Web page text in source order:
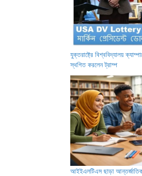
যুক্তরাষ্ট্রে বিশ্ববিদ্যালয়
স্থগিত করলেন ট্রাম্প
আইইএলটিএস ছাড়া আন্তর্জাতিক